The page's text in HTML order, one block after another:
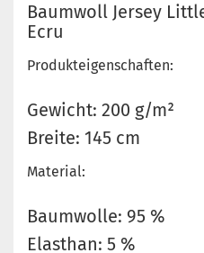
Baumwoll Jersey
Ecru
Produkteigenschaften:
Gewicht: 200 g/m²
Breite: 145 cm
Material:
Baumwolle: 95 %
Elasthan: 5 %